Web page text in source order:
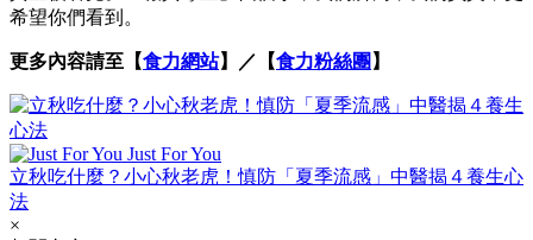
希望你們看到。
更多內容請至【食力網站】／【食力粉絲團 】
Just For You
立秋吃什麼？小心秋老虎！慎防「夏季流感」中醫揭４養生心
法
×